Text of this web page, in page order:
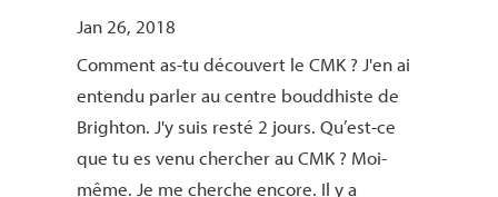
Jan 26, 2018
Comment as-tu découvert le CMK ? J'en ai
entendu parler au centre bouddhiste de
Brighton. J'y suis resté 2 jours. Qu’est-ce
que tu es venu chercher au CMK ? Moi-
même. Je me cherche encore. Il y a